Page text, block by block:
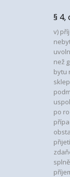
§ 4,
v)
než
bytu
po